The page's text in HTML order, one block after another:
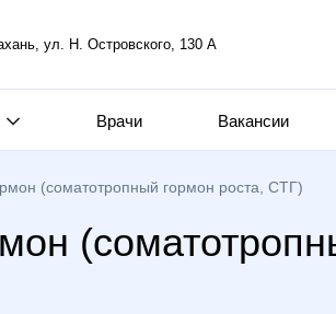
ул. Н. Островского, 130 А
Врачи Вакансии
(соматотропный гормон роста, СТГ)